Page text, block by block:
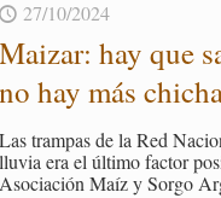
27/10/2024
Mai­zar: hay que
no hay más
Las tram­pas de la Red
llu­via era el úl­ti­mo fac­tor
Aso­cia­ción Maíz y Sorgo